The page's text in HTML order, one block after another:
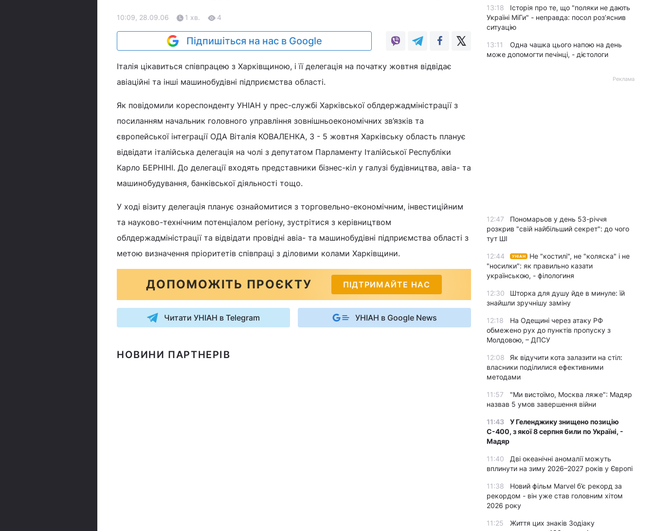
10:09, 28.09.06 1 хв. 4
Підпишіться на нас в Google
Італія цікавиться співпрацею з Харківщиною, і її делегація на початку жовтня відвідає
авіаційні та інші машинобудівні підприємства області.
Як повідомили кореспонденту УНІАН у прес-службі Харківської облдержадміністрації з
посиланням начальник головного управління зовнішньоекономічних зв’язків та
європейської інтеграції ОДА Віталія КОВАЛЕНКА, 3 - 5 жовтня Харківську область планує
відвідати італійська делегація на чолі з депутатом Парламенту Італійської Республіки
Карло БЕРНІНІ. До делегації входять представники бізнес-кіл у галузі будівництва, авіа- та
машинобудування, банківської діяльності тощо.
У ході візиту делегація планує ознайомитися з торговельно-економічним, інвестиційним
та науково-технічним потенціалом регіону, зустрітися з керівництвом
облдержадміністрації та відвідати провідні авіа- та машинобудівні підприємства області з
метою визначення пріоритетів співпраці з діловими колами Харківщини.
ДОПОМОЖІТЬ ПРОЄКТУ ПІДТРИМАЙТЕ НАС
Читати УНІАН в Telegram УНІАН в Google News
НОВИНИ ПАРТНЕРІВ
13:18
Історія про те, що "поляки не дають
Україні МіГи" - неправда: посол роз’яснив
ситуацію
13:11
Одна чашка цього напою на день
може допомогти печінці, - дієтологи
Реклама
12:47
Пономарьов у день 53-річчя
розкрив "свій найбільший секрет": до чого
тут ШІ
12:44 УНІАН
Не "костилі", не "коляска" і не
"носилки": як правильно казати
українською, - філологиня
12:30
Шторка для душу йде в минуле: їй
знайшли зручнішу заміну
12:18
На Одещині через атаку РФ
обмежено рух до пунктів пропуску з
Молдовою, – ДПСУ
12:08
Як відучити кота залазити на стіл:
власники поділилися ефективними
методами
11:57
"Ми вистоїмо, Москва ляже": Мадяр
назвав 5 умов завершення війни
11:43
У Геленджику знищено позицію
С-400, з якої 8 серпня били по Україні, -
Мадяр
11:40
Дві океанічні аномалії можуть
вплинути на зиму 2026–2027 років у Європі
11:38
Новий фільм Marvel б’є рекорд за
рекордом - він уже став головним хітом
2026 року
11:25
Життя цих знаків Зодіаку